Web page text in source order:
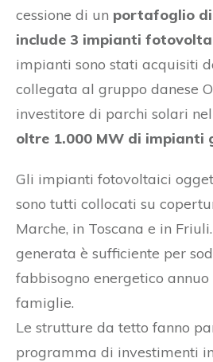
cessione di un portafoglio di
include 3 impianti
impianti sono stati acquisiti
collegata al gruppo danese
investitore di parchi solari
oltre 1.000 MW di impianti
Gli impianti fotovoltaici
sono tutti collocati su
Marche, in Toscana e in
generata è sufficiente per
fabbisogno energetico
famiglie.
Le strutture da tetto fanno
programma di investimenti